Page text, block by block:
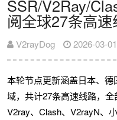
SSR/V2Ray/
阅全球27条高速
V2rayDog 2026-03-01
本轮节点更新涵盖日本、
域，共计27条高速线路，
V2ray、Clash、V2rayN、